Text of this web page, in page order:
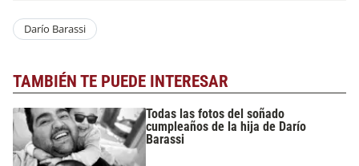
Darío Barassi
TAMBIÉN TE PUEDE INTERESAR
Todas las fotos del soñado
cumpleaños de la hija de Darío
Barassi